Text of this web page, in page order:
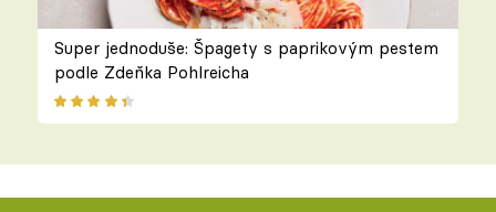
Super jednoduše: Špagety s paprikovým pestem
podle Zdeňka Pohlreicha